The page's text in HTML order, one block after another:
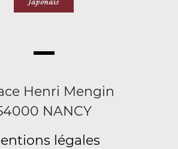
Henri Mengin
NANCY
légales